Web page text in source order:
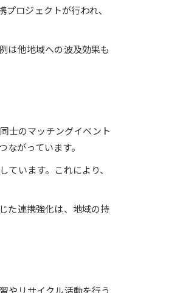
ロジェクトが行われ、
は他地域への波及効果も
士のマッチングイベント
がっています。
います。これにより、
た連携強化は、地域の持
やリサイクル活動を行う